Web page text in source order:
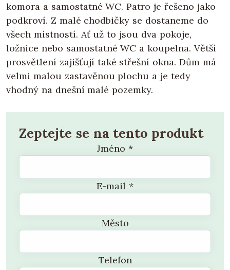
komora a samostatné WC. Patro je řešeno jako
podkroví. Z malé chodbičky se dostaneme do
všech místností. Ať už to jsou dva pokoje,
ložnice nebo samostatné WC a koupelna. Větší
prosvětlení zajišťují také střešní okna. Dům má
velmi malou zastavěnou plochu a je tedy
vhodný na dnešní malé pozemky.
Zeptejte se na tento produkt
Jméno *
E-mail *
Město
Telefon